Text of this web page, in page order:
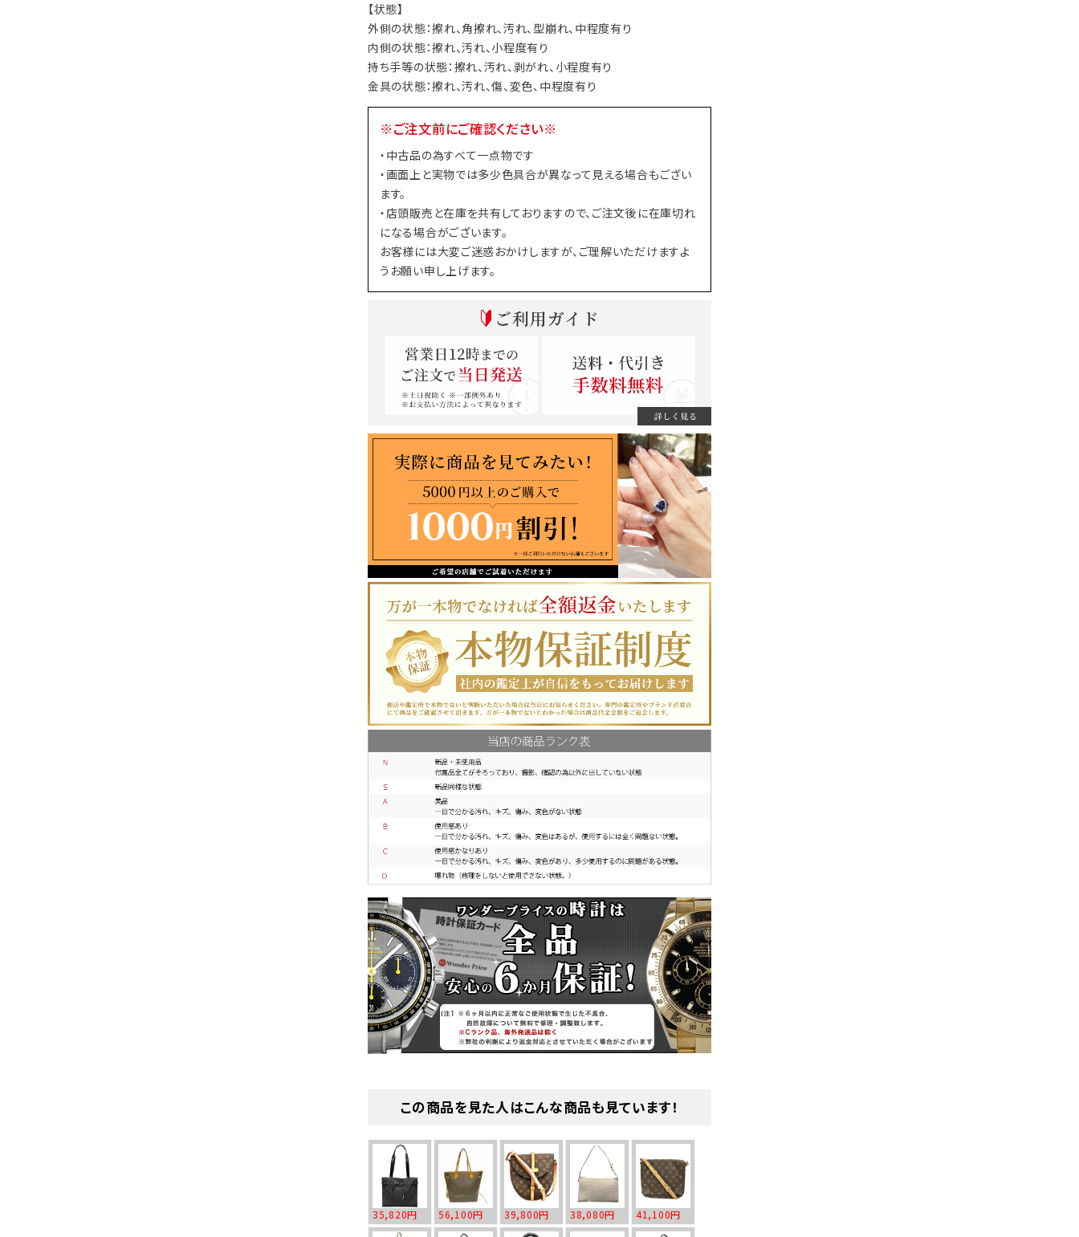
【状態】
外側の状態：擦れ、角擦れ、汚れ、型崩れ、中程度有り
内側の状態：擦れ、汚れ、小程度有り
持ち手等の状態：擦れ、汚れ、剥がれ、小程度有り
金具の状態：擦れ、汚れ、傷、変色、中程度有り
※ご注文前にご確認ください※
・中古品の為すべて一点物です
・画面上と実物では多少色具合が異なって見える場合もござい
ます。
・店頭販売と在庫を共有しておりますので、ご注文後に在庫切れ
になる場合がございます。
お客様には大変ご迷惑おかけしますが、ご理解いただけますよ
うお願い申し上げます。
この商品を見た人はこんな商品も見ています！
35,820円 56,100円 39,800円 38,080円 41,100円